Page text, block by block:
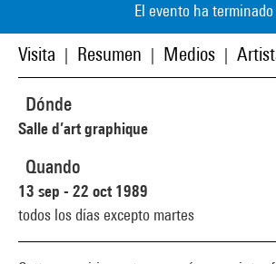
El evento ha terminado
Visita Resumen Medios
Dónde
Salle d’art graphique
Quando
13 sep - 22 oct 1989
todos los días excepto martes